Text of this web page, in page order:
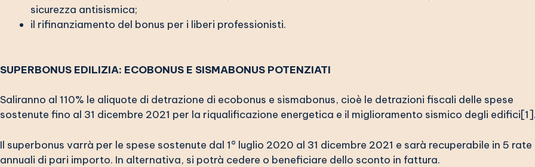
sicurezza antisismica;
il rifinanziamento del bonus per i liberi professionisti.
SUPERBONUS EDILIZIA: ECOBONUS E SISMABONUS POTENZIATI
Saliranno al 110% le aliquote di detrazione di ecobonus e sismabonus, cioè le detrazioni fiscali delle spese
sostenute fino al 31 dicembre 2021 per la riqualificazione energetica e il miglioramento sismico degli edifici[1]
Il superbonus varrà per le spese sostenute dal 1° luglio 2020 al 31 dicembre 2021 e sarà recuperabile in 5 rate
annuali di pari importo. In alternativa, si potrà cedere o beneficiare dello sconto in fattura.